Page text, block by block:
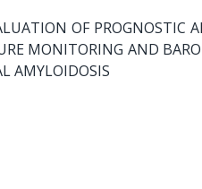
OF PROGNOSTIC
MONITORING AND
AMYLOIDOSIS